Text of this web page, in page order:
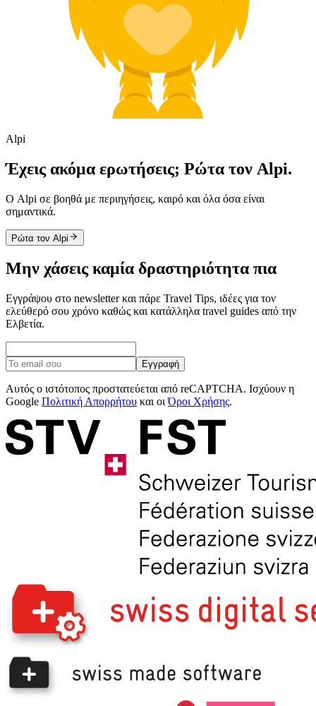
Alpi
Έχεις ακόμα ερωτήσεις; Ρώτα τον Alpi.
Ο Alpi σε βοηθά με περιηγήσεις, καιρό και όλα όσα είναι
σημαντικά.
Ρώτα τον Alpi
Μην χάσεις καμία δραστηριότητα πια
Εγγράψου στο newsletter και πάρε Travel Tips, ιδέες για τον
ελεύθερό σου χρόνο καθώς και κατάλληλα travel guides από την
Ελβετία.
Εγγραφή
Αυτός ο ιστότοπος προστατεύεται από reCAPTCHA. Ισχύουν η
Google Πολιτική Απορρήτου και οιΌροι Χρήσης.